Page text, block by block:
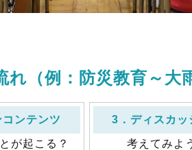
れ（例：防災教育～大
ンテンツ
が起こる？
3．ディスカッ
考えてみよ